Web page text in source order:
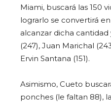
Miami, buscará las 150
lograrlo se convertirá
alcanzar dicha
(247), Juan Marichal
Ervin Santana (151).
Asimismo, Cueto
ponches (le faltan 88),